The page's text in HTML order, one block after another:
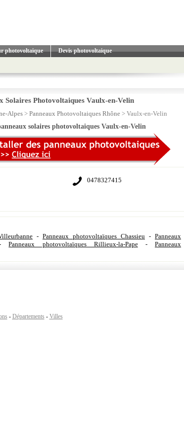
photovoltaique Devis photovoltaique
Solaires Photovoltaiques Vaulx-en-Velin
Alpes> Panneaux Photovoltaiques Rhône > Vaulx-en-Velin
solaires photovoltaiques Vaulx-en-Velin
0478327415
- Panneaux photovoltaïques Chassieu - Panneaux
Panneaux photovoltaïques Rillieux-la-Pape-Panneaux
- Départements - Villes